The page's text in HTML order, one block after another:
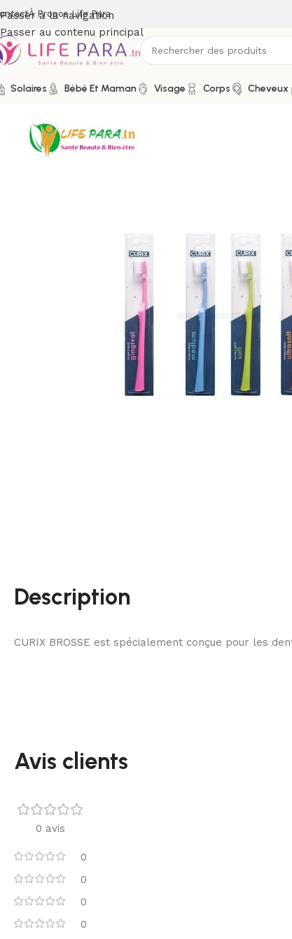
Passer à la navigation
Passer au contenu principal
À Propos Life Para
Solaires Bébé Et Maman Visage Corps Cheveux
/Boutique / Soins buccodentaires
Description
CURIX BROSSE est spécialement conçue pour les
Avis clients
0 avis
0
0
0
0